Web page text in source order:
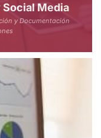
Media
y Documentación